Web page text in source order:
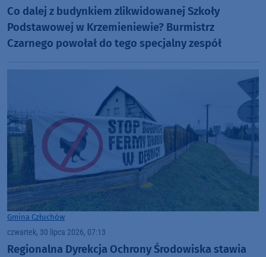
Co dalej z budynkiem zlikwidowanej Szkoły
Podstawowej w Krzemieniewie? Burmistrz
Czarnego powołał do tego specjalny zespół
Gmina Człuchów
czwartek, 30 lipca 2026, 07:13
Regionalna Dyrekcja Ochrony Środowiska stawia